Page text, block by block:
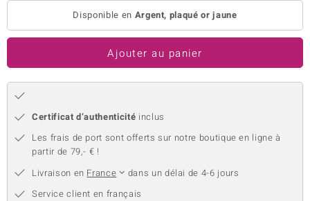
Disponible en Argent, plaqué or jaune
Ajouter au panier
Certificat d’authenticité inclus
Les frais de port sont offerts sur notre boutique en ligne à
partir de 79,- € !
Livraison en France
dans un délai de 4-6 jours
Service client en français